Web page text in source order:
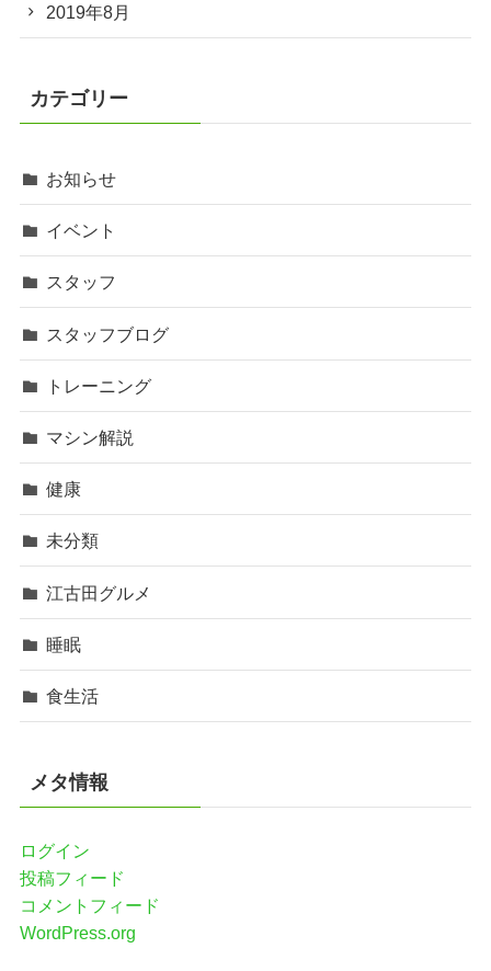
2019年8月
カテゴリー
お知らせ
イベント
スタッフ
スタッフブログ
トレーニング
マシン解説
健康
未分類
江古田グルメ
睡眠
食生活
メタ情報
ログイン
投稿フィード
コメントフィード
WordPress.org